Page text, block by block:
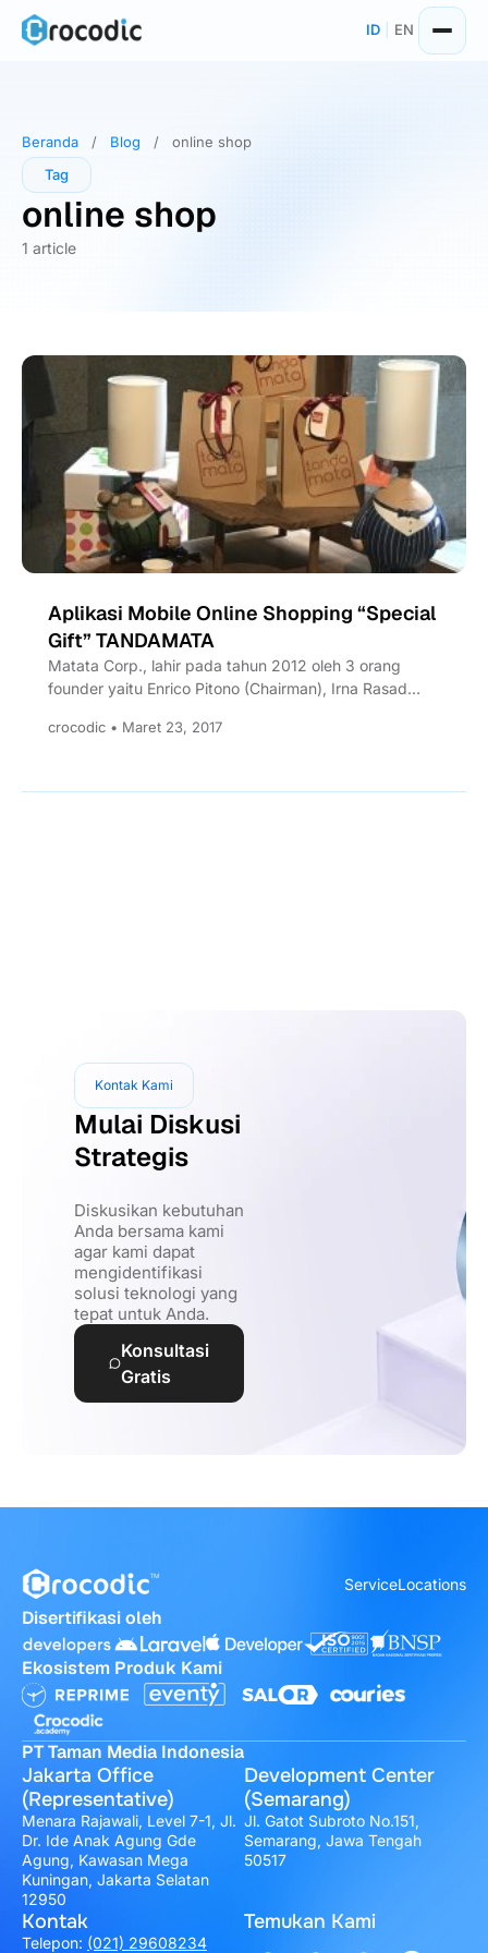
Skip
ID EN
Beranda / Blog /
online shop
Tag
online shop
1 article
Aplikasi Mobile Online Shopping “Special
Gift” TANDAMATA
Matata Corp., lahir pada tahun 2012 oleh 3 orang
founder yaitu Enrico Pitono (Chairman), Irna Rasad
crocodic • Maret 23, 2017
Kontak Kami
Mulai Diskusi
Strategis
Diskusikan kebutuhan
Anda bersama kami
agar kami dapat
mengidentifikasi
solusi teknologi yang
tepat untuk Anda.
Konsultasi
Gratis
ServiceLocations
Disertifikasi oleh
Ekosistem Produk Kami
PT Taman Media Indonesia
Jakarta Office
(Representative)
Menara Rajawali, Level 7-1, Jl.
Dr. Ide Anak Agung Gde
Agung, Kawasan Mega
Kuningan, Jakarta Selatan
12950
Development Center
(Semarang)
Jl. Gatot Subroto No.151,
Semarang, Jawa Tengah
50517
Kontak
Telepon: (021) 29608234
Temukan Kami